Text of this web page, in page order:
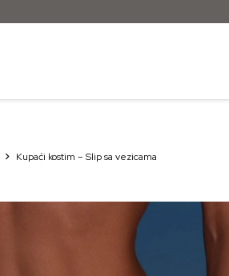
Kupaći kostim – Slip sa vezicama